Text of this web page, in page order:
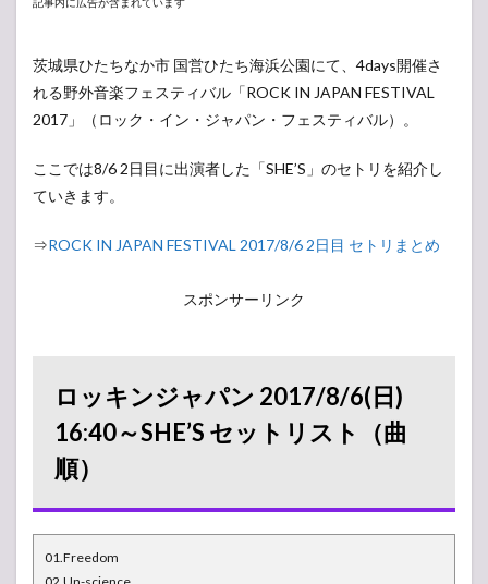
記事内に広告が含まれています
茨城県ひたちなか市 国営ひたち海浜公園にて、4days開催さ
れる野外音楽フェスティバル「ROCK IN JAPAN FESTIVAL
2017」（ロック・イン・ジャパン・フェスティバル）。
ここでは8/6 2日目に出演者した「SHE’S」のセトリを紹介し
ていきます。
⇒ROCK IN JAPAN FESTIVAL 2017/8/6 2日目 セトリまとめ
スポンサーリンク
ロッキンジャパン 2017/8/6(日)
16:40～SHE’S セットリスト（曲
順）
01.Freedom